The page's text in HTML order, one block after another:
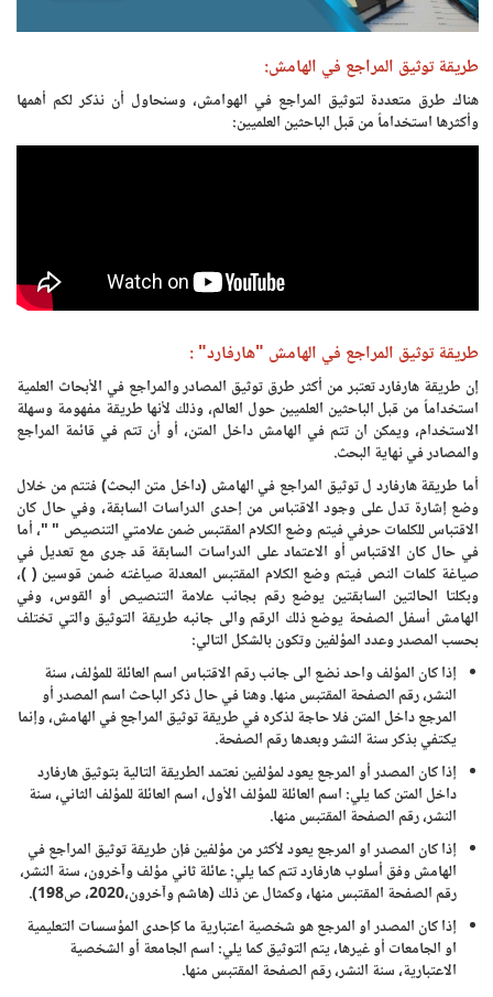
طريقة توثيق المراجع في الهامش:
هناك طرق متعددة لتوثيق المراجع في الهوامش، وسنحاول أن نذكر لكم أهمها
وأكثرها استخداماً من قبل الباحثين العلميين:
طريقة توثيق المراجع في الهامش "هارفارد" :
إن طريقة هارفارد تعتبر من أكثر طرق توثيق المصادر والمراجع في الأبحاث العلمية
استخداماً من قبل الباحثين العلميين حول العالم، وذلك لأنها طريقة مفهومة وسهلة
الاستخدام، ويمكن ان تتم في الهامش داخل المتن، أو أن تتم في قائمة المراجع
والمصادر في نهاية البحث.
أما طريقة هارفارد ل توثيق المراجع في الهامش (داخل متن البحث) فتتم من خلال
وضع إشارة تدل على وجود الاقتباس من إحدى الدراسات السابقة، وفي حال كان
الاقتباس للكلمات حرفي فيتم وضع الكلام المقتبس ضمن علامتي التنصيص " "، أما
في حال كان الاقتباس أو الاعتماد على الدراسات السابقة قد جرى مع تعديل في
صياغة كلمات النص فيتم وضع الكلام المقتبس المعدلة صياغته ضمن قوسين ( )،
وبكلتا الحالتين السابقتين يوضع رقم بجانب علامة التنصيص أو القوس، وفي
الهامش أسفل الصفحة يوضع ذلك الرقم والى جانبه طريقة التوثيق والتي تختلف
بحسب المصدر وعدد المؤلفين وتكون بالشكل التالي:
إذا كان المؤلف واحد نضع الى جانب رقم الاقتباس اسم العائلة للمؤلف، سنة
النشر، رقم الصفحة المقتبس منها. وهنا في حال ذكر الباحث اسم المصدر أو
المرجع داخل المتن فلا حاجة لذكره في طريقة توثيق المراجع في الهامش، وإنما
يكتفي بذكر سنة النشر وبعدها رقم الصفحة.
إذا كان المصدر أو المرجع يعود لمؤلفين نعتمد الطريقة التالية بتوثيق هارفارد
داخل المتن كما يلي: اسم العائلة للمؤلف الأول، اسم العائلة للمؤلف الثاني، سنة
النشر، رقم الصفحة المقتبس منها.
إذا كان المصدر او المرجع يعود لأكثر من مؤلفين فإن طريقة توثيق المراجع في
الهامش وفق أسلوب هارفارد تتم كما يلي: عائلة ثاني مؤلف وآخرون، سنة النشر،
رقم الصفحة المقتبس منها، وكمثال عن ذلك (هاشم وآخرون،2020، ص198).
إذا كان المصدر او المرجع هو شخصية اعتبارية ما كإحدى المؤسسات التعليمية
او الجامعات أو غيرها، يتم التوثيق كما يلي: اسم الجامعة أو الشخصية
الاعتبارية، سنة النشر، رقم الصفحة المقتبس منها.